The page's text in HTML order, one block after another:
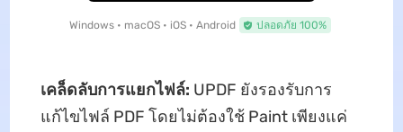
Windows • macOS • iOS • Android ปลอดภัย 100%
เคล็ดลับการแยกไฟล์: UPDF ยังรองรับการ
แก้ไขไฟล์ PDF โดยไม่ต้องใช้ Paint เพียงแค่